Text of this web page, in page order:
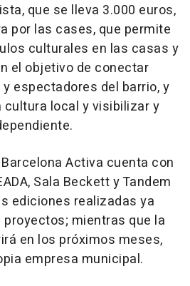
que se lleva 3.000 euros,
por las cases, que permite
culturales en las casas y
el objetivo de conectar
espectadores del barrio, y
local y visibilizar y
Activa cuenta con
Sala Beckett y Tandem
ediciones realizadas ya
mientras que la
en los próximos meses,
empresa municipal.